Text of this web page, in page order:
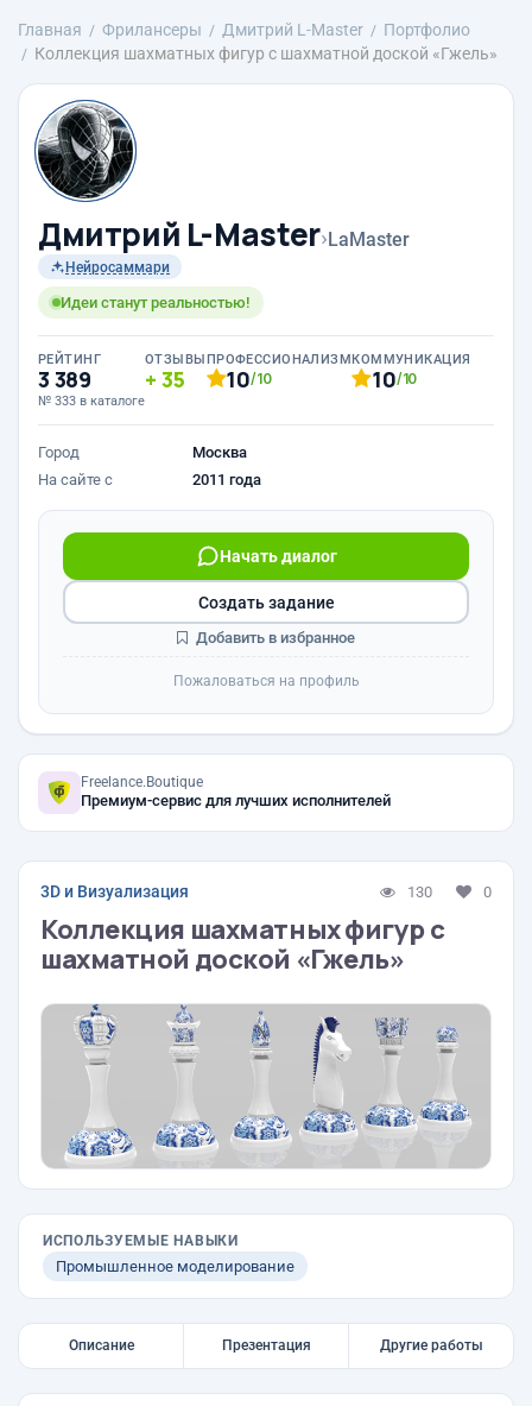
Главная Фрилансеры Дмитрий L-Master
Портфолио
Коллекция шахматных фигур с шахматной доской «Гжель»
Дмитрий L-Master›LaMaster
Нейросаммари
Идеи станут реальностью!
РЕЙТИНГ
3 389
№ 333 в каталоге
ОТЗЫВЫ
35
ПРОФЕССИОНАЛИЗМ
10/10
КОММУНИКАЦИЯ
10/10
Город
Москва
На сайте с
2011 года
Начать диалог
Создать задание
Добавить в избранное
Пожаловаться на профиль
Freelance.Boutique
Премиум-сервис для лучших исполнителей
3D и Визуализация 130 0
Коллекция шахматных фигур с
шахматной доской «Гжель»
ИСПОЛЬЗУЕМЫЕ НАВЫКИ
Промышленное моделирование
Описание Презентация Другие работы